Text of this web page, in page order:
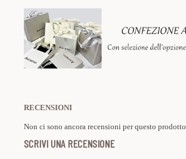
RECENSIONI
Non ci sono ancora recensioni per questo prodotto.
SCRIVI UNA RECENSIONE